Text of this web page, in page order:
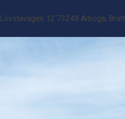
Lövstavägen 12 73248 Arboga,